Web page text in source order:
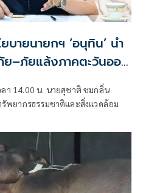
ยบายนายกฯ ‘อนุทิน’ นำ
–ภัยแล้งภาคตะวันออก
มพร้อมทุกมิติ”
า 14.00 น. นายสุชาติ ชมกลิ่น
พยากรธรรมชาติและสิ่งแวดล้อม